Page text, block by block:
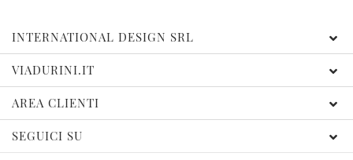
INTERNATIONAL DESIGN SRL
VIADURINI.IT
AREA CLIENTI
SEGUICI SU